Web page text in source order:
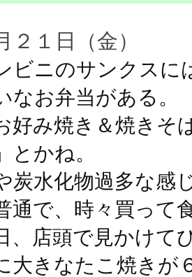
２１日（金）
ビニのサンクスに
なお弁当がある。
好み焼き＆焼き
とかね。
炭水化物過多な感
通で、時々買って
、店頭で見かけて
大きなたこ焼きが